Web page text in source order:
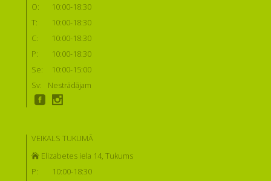
O:
10:00-18:30
T:
10:00-18:30
C:
10:00-18:30
P:
10:00-18:30
Se:
10:00-15:00
Sv:
Nestrādājam
VEIKALS TUKUMĀ
Elizabetes iela 14, Tukums
P:
10:00-18:30